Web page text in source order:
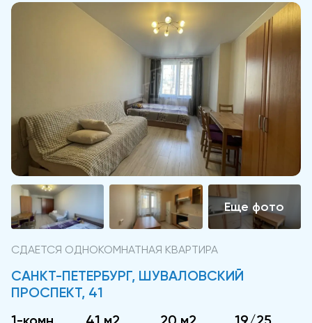
СДАЕТСЯ ОДНОКОМНАТНАЯ КВАРТИРА
САНКТ-ПЕТЕРБУРГ, ШУВАЛОВСКИЙ
ПРОСПЕКТ, 41